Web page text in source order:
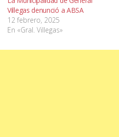
Villegas denunció a ABSA
12 febrero, 2025
En «Gral. Villegas»